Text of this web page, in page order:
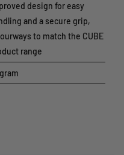
design for easy
and a secure grip,
to match the CUBE
range